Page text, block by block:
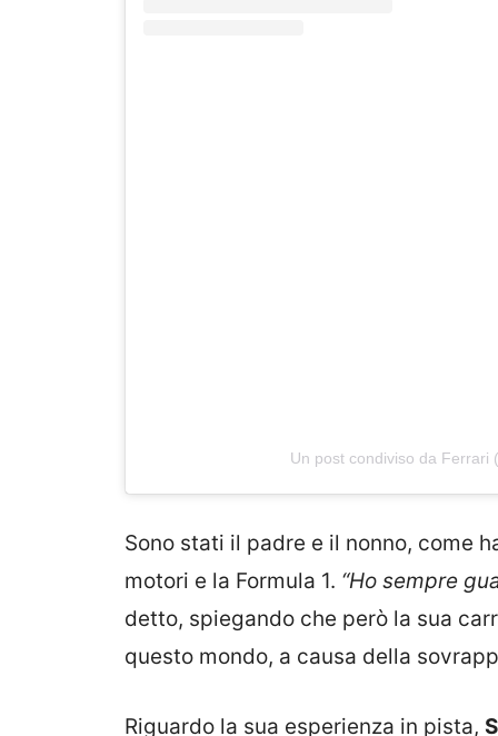
Un post condiviso da Ferrari
Sono stati il padre e il nonno, come
motori e la Formula 1. “Ho sempre
detto, spiegando che però la sua
questo mondo, a causa della
Riguardo la sua esperienza in pista,